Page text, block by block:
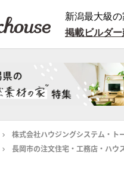
新潟最大級
掲載ビルダー
株式会社ハウジングシステム・ト
長岡市の注文住宅・工務店・ハウ